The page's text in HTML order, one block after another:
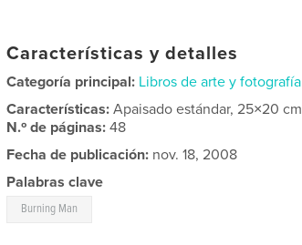
Características y detalles
Categoría principal: Libros de arte y fotografía
Características:Apaisado estándar, 25×20 cm
N.º de páginas:48
Fecha de publicación: nov. 18, 2008
Palabras clave
Burning Man